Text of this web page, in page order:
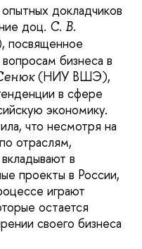
докладчиков
доц. С. В.
бизнеса в
(НИУ ВШЭ),
в сфере
экономику.
что несмотря на
отраслям,
в
проекты в России,
играют
остается
своего бизнеса